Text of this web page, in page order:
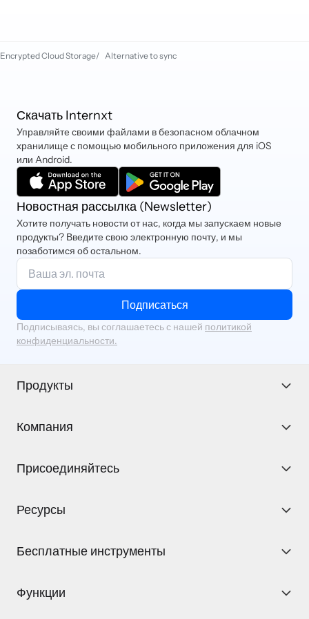
Encrypted Cloud Storage/ Alternative to sync
Скачать Internxt
Управляйте своими файлами в безопасном облачном
хранилище с помощью мобильного приложения для iOS
или Android.
Новостная рассылка (Newsletter)
Хотите получать новости от нас, когда мы запускаем новые
продукты? Введите свою электронную почту, и мы
позаботимся об остальном.
Подписаться
Подписываясь, вы соглашаетесь с нашей политикой
конфиденциальности.
Продукты
Компания
Присоединяйтесь
Ресурсы
Бесплатные инструменты
Функции